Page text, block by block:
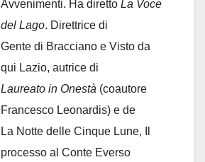
Avvenimenti. Ha diretto La Voce
del Lago. Direttrice di
Gente di Bracciano e Visto da
qui Lazio, autrice di
Laureato in Onestà (coautore
Francesco Leonardis) e de
La Notte delle Cinque Lune, Il
processo al Conte Everso